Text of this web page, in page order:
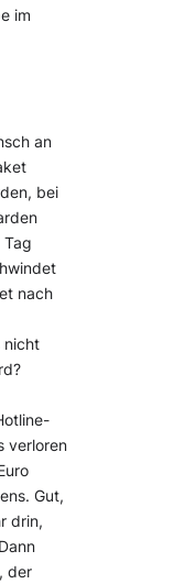
im
an
bei
Tag
nach
nicht
verloren
Gut,
drin,
der